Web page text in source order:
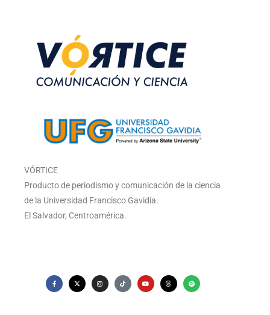
VÓRTICE
Producto de periodismo y comunicación de la ciencia
de la Universidad Francisco Gavidia.
El Salvador, Centroamérica.